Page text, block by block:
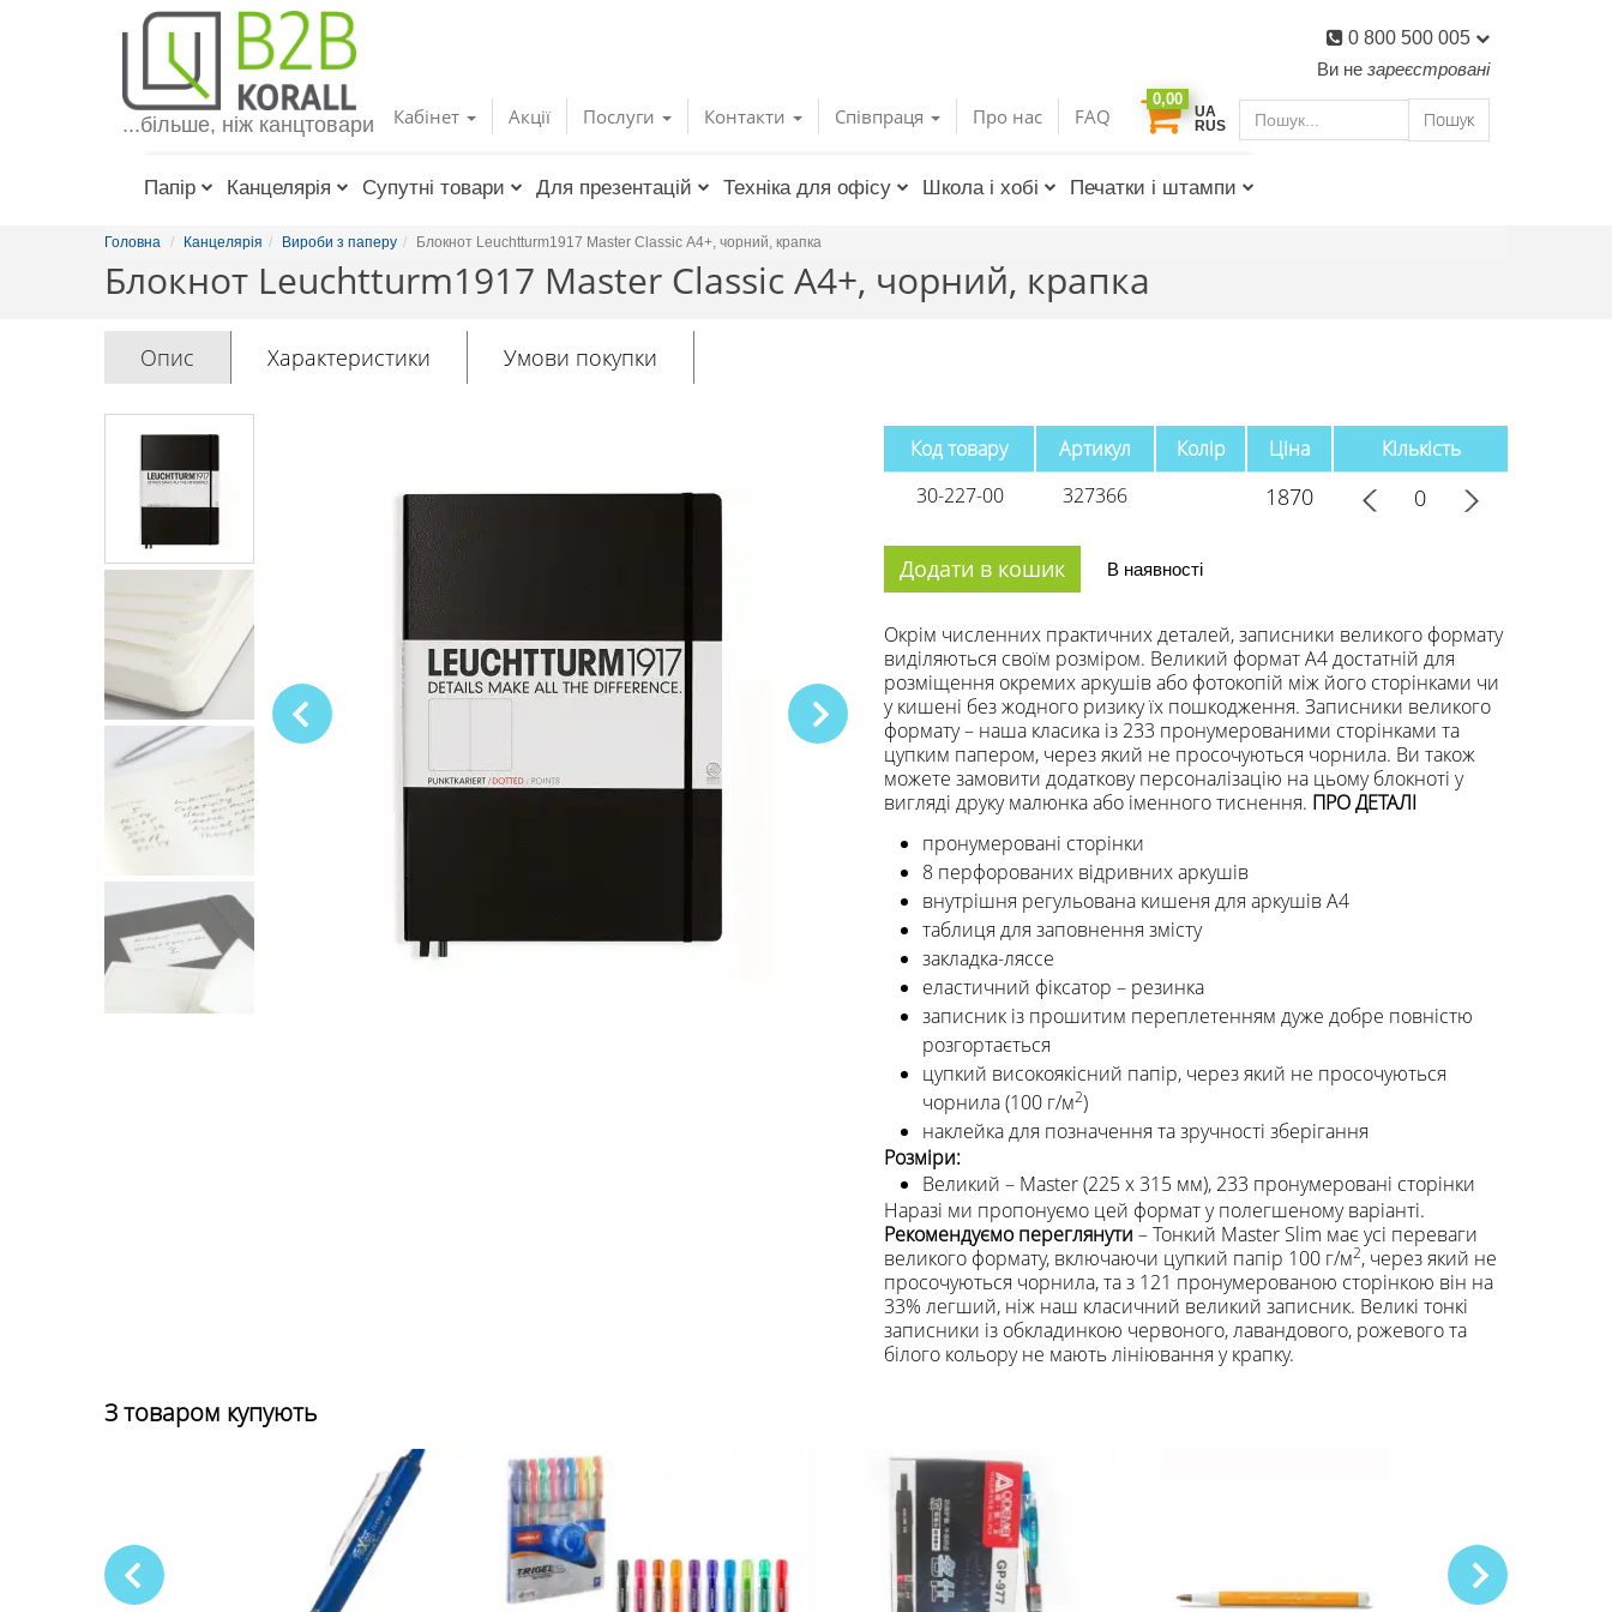
Toggle
navigation
Пошук
UA
RUS
0,00
Ви не зареєстровані
0 800 500 005
Кабінет Акції Послуги Контакти Співпраця Про нас FAQ
...більше, ніж канцтовари
Папір Канцелярія Супутні товари Для презентацій Техніка для офісу Школа і хобі Печатки і штампи
Головна Канцелярія Вироби з паперу Блокнот Leuchtturm1917 Master Classic А4+, чорний, крапка
Блокнот Leuchtturm1917 Master Classic А4+, чорний, крапка
Опис Характеристики Умови покупки
Код товару Артикул Колір Ціна
Кількість
30-227-00
327366 1870
Додати в кошик В наявності
Окрім численних практичних деталей, записники великого формату
виділяються своїм розміром. Великий формат А4 достатній для
розміщення окремих аркушів або фотокопій між його сторінками чи
у кишені без жодного ризику їх пошкодження. Записники великого
формату – наша класика із 233 пронумерованими сторінками та
цупким папером, через який не просочуються чорнила. Ви також
можете замовити додаткову персоналізацію на цьому блокноті у
вигляді друку малюнка або іменного тиснення. ПРО ДЕТАЛІ
пронумеровані сторінки
8 перфорованих відривних аркушів
внутрішня регульована кишеня для аркушів А4
таблиця для заповнення змісту
закладка-ляссе
еластичний фіксатор – резинка
записник із прошитим переплетенням дуже добре повністю
розгортається
цупкий високоякісний папір, через який не просочуються
чорнила (100 г/м2)
наклейка для позначення та зручності зберігання
Розміри:
Великий – Master (225 x 315 мм), 233 пронумеровані сторінки
Наразі ми пропонуємо цей формат у полегшеному варіанті.
Рекомендуємо переглянути – Тонкий Master Slim має усі переваги
великого формату, включаючи цупкий папір 100 г/м2, через який не
просочуються чорнила, та з 121 пронумерованою сторінкою він на
33% легший, ніж наш класичний великий записник. Великі тонкі
записники із обкладинкою червоного, лавандового, рожевого та
білого кольору не мають лініювання у крапку.
З товаром купують